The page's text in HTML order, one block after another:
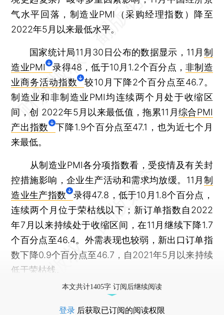
气水平回落，制造业PMI（采购经理指数）降至
2022年5月以来最低水平。
国家统计局11月30日公布的数据显示，11月 制
造业PMI
录得48，低于10月1.2个百分点，非制造
业商务活动指数
较10月下降2个百分点至46.7。
制造业和非制造业PMI均连续两个月处于收缩区
间，创 2022年5月以来最低值，拖累11月综合PMI
产出指数
下降1.9个百分点至47.1，也为近七个月
来最低。
从制造业PMI各分项指数看，受疫情及有关封
控措施影响，企业生产活动和需求均放缓。11月 制
造业生产指数
录得47.8，低于10月1.8个百分点，
连续两个月位于荣枯线以下；新订单指数自2022
年7月以来持续处于收缩区间，在11月继续下降1.7
个百分点至46.4。外需表现也较弱，新出口订单指
数下降0.9个百分点至46.7，自2021年5月以来持续
低于荣枯线。
本文共计1405字 订阅后继续阅读
登录 后获取已订阅的阅读权限